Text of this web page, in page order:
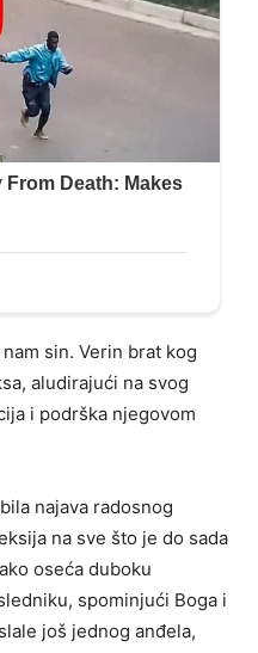
sin. Verin brat kog
aludirajući na svog
i podrška njegovom
najava radosnog
na sve što je do sada
oseća duboku
spominjući Boga i
još jednog anđela,